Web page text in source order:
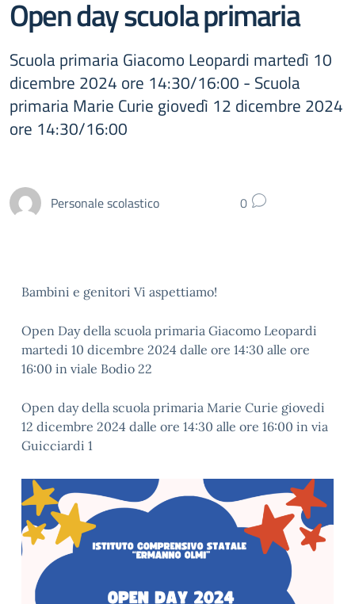
Open day scuola primaria
Scuola primaria Giacomo Leopardi martedì 10
dicembre 2024 ore 14:30/16:00 - Scuola
primaria Marie Curie giovedì 12 dicembre 2024
ore 14:30/16:00
Personale scolastico 0
Bambini e genitori Vi aspettiamo!
Open Day della scuola primaria Giacomo Leopardi
martedi 10 dicembre 2024 dalle ore 14:30 alle ore
16:00 in viale Bodio 22
Open day della scuola primaria Marie Curie giovedi
12 dicembre 2024 dalle ore 14:30 alle ore 16:00 in via
Guicciardi 1